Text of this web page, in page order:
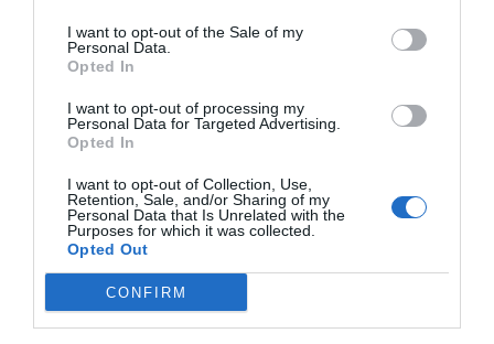
I want to opt-out of the Sale of my
Personal Data.
Opted In
I want to opt-out of processing my
Personal Data for Targeted Advertising.
Opted In
I want to opt-out of Collection, Use,
Retention, Sale, and/or Sharing of my
Personal Data that Is Unrelated with the
Purposes for which it was collected.
Opted Out
CONFIRM